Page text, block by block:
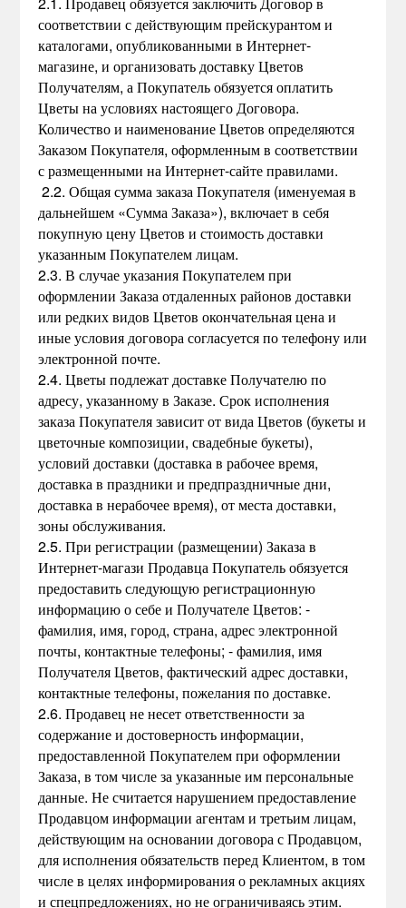
соответствии с действующим прейскурантом и
каталогами, опубликованными в Интернет-
магазине, и организовать доставку Цветов
Получателям, а Покупатель обязуется оплатить
Цветы на условиях настоящего Договора.
Количество и наименование Цветов определяются
Заказом Покупателя, оформленным в соответствии
с размещенными на Интернет-сайте правилами.
2.2. Общая сумма заказа Покупателя (именуемая в
дальнейшем «Сумма Заказа»), включает в себя
покупную цену Цветов и стоимость доставки
указанным Покупателем лицам.
2.3. В случае указания Покупателем при
оформлении Заказа отдаленных районов доставки
или редких видов Цветов окончательная цена и
иные условия договора согласуется по телефону или
электронной почте.
2.4. Цветы подлежат доставке Получателю по
адресу, указанному в Заказе. Срок исполнения
заказа Покупателя зависит от вида Цветов (букеты и
цветочные композиции, свадебные букеты),
условий доставки (доставка в рабочее время,
доставка в праздники и предпраздничные дни,
доставка в нерабочее время), от места доставки,
зоны обслуживания.
2.5. При регистрации (размещении) Заказа в
Интернет-магази Продавца Покупатель обязуется
предоставить следующую регистрационную
информацию о себе и Получателе Цветов: -
фамилия, имя, город, страна, адрес электронной
почты, контактные телефоны; - фамилия, имя
Получателя Цветов, фактический адрес доставки,
контактные телефоны, пожелания по доставке.
2.6. Продавец не несет ответственности за
содержание и достоверность информации,
предоставленной Покупателем при оформлении
Заказа, в том числе за указанные им персональные
данные. Не считается нарушением предоставление
Продавцом информации агентам и третьим лицам,
действующим на основании договора с Продавцом,
для исполнения обязательств перед Клиентом, в том
числе в целях информирования о рекламных акциях
и спецпредложениях, но не ограничиваясь этим.